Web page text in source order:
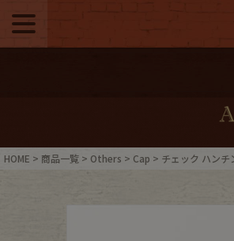
ログイン・会員登録
HOME 商品一覧 Others Cap チェック ハンチ